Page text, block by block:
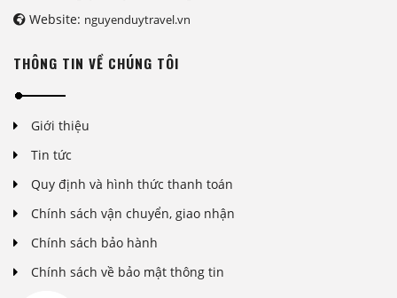
Website: nguyenduytravel.vn
THÔNG TIN VỀ CHÚNG TÔI
Giới thiệu
Tin tức
Quy định và hình thức thanh toán
Chính sách vận chuyển, giao nhận
Chính sách bảo hành
Chính sách về bảo mật thông tin